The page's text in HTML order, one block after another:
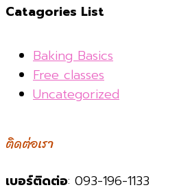
Catagories List
Baking Basics
Free classes
Uncategorized
ติดต่อเรา
เบอร์ติดต่อ: 093-196-1133